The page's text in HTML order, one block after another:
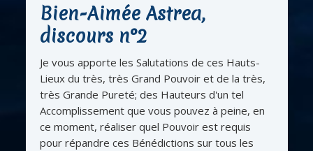
Bien-Aimée Astrea,
discours n°2
Je vous apporte les Salutations de ces Hauts-
Lieux du très, très Grand Pouvoir et de la très,
très Grande Pureté; des Hauteurs d'un tel
Accomplissement que vous pouvez à peine, en
ce moment, réaliser quel Pouvoir est requis
pour répandre ces Bénédictions sur tous les